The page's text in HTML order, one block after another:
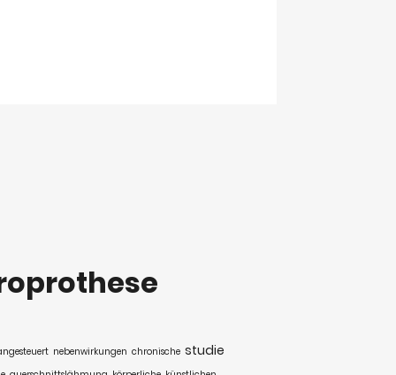
nebenwirkungen chronische studie